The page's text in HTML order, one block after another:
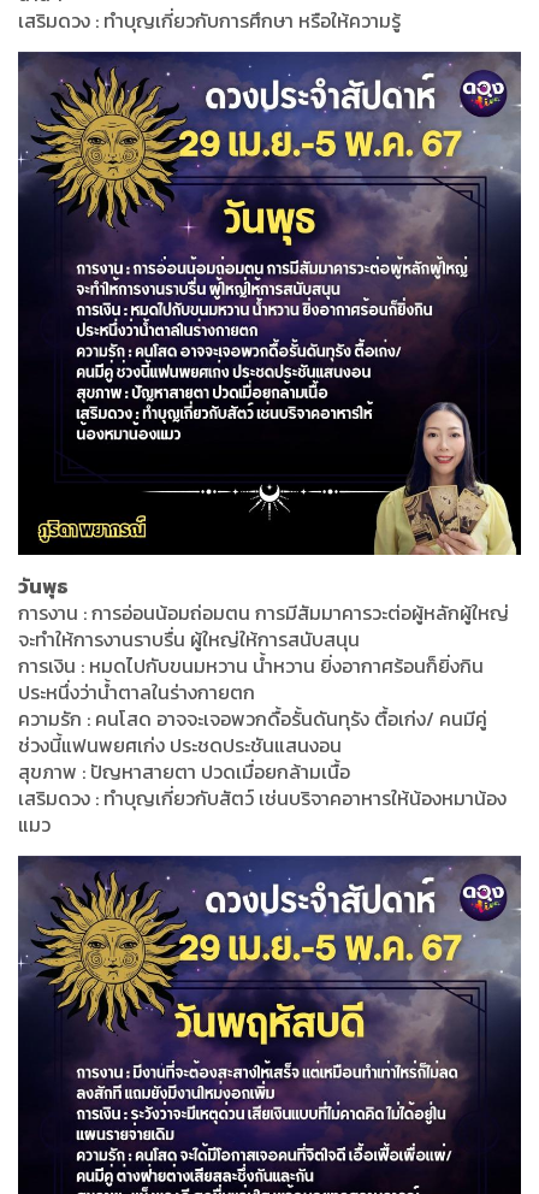
เสริมดวง : ทำบุญเกี่ยวกับการศึกษา หรือให้ความรู้
วันพุธ
การงาน : การอ่อนน้อมถ่อมตน การมีสัมมาคารวะต่อผู้หลักผู้ใหญ่
จะทำให้การงานราบรื่น ผู้ใหญ่ให้การสนับสนุน
การเงิน : หมดไปกับขนมหวาน น้ำหวาน ยิ่งอากาศร้อนก็ยิ่งกิน
ประหนึ่งว่าน้ำตาลในร่างกายตก
ความรัก : คนโสด อาจจะเจอพวกดื้อรั้นดันทุรัง ตื้อเก่ง/ คนมีคู่
ช่วงนี้แฟนพยศเก่ง ประชดประชันแสนงอน
สุขภาพ : ปัญหาสายตา ปวดเมื่อยกล้ามเนื้อ
เสริมดวง : ทำบุญเกี่ยวกับสัตว์ เช่นบริจาคอาหารให้น้องหมาน้อง
แมว